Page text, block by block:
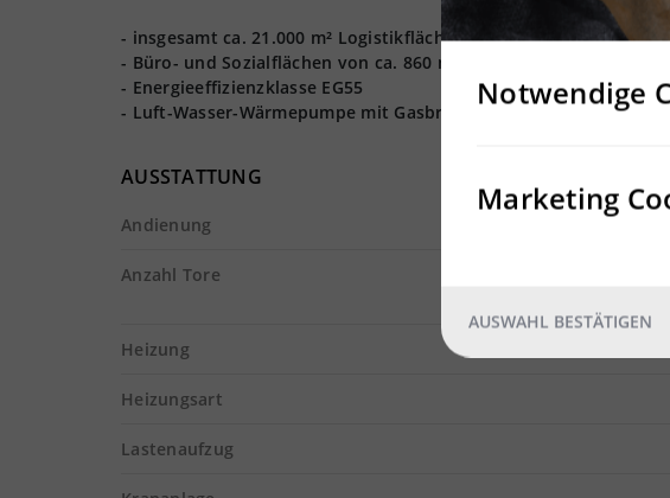
- insgesamt ca. 21.000 m² Logistikfläche ( 2 brandabschnitte)
- Büro- und Sozialflächen von ca. 860 m².
- Energieeffizienzklasse EG55
- Luft-Wasser-Wärmepumpe mit Gasbrennwerttherme und
AUSSTATTUNG
Andienung
Anzahl Tore
Heizung
Heizungsart
Lastenaufzug
Notwendige
Marketing
AUSWAHL BESTÄTIGEN